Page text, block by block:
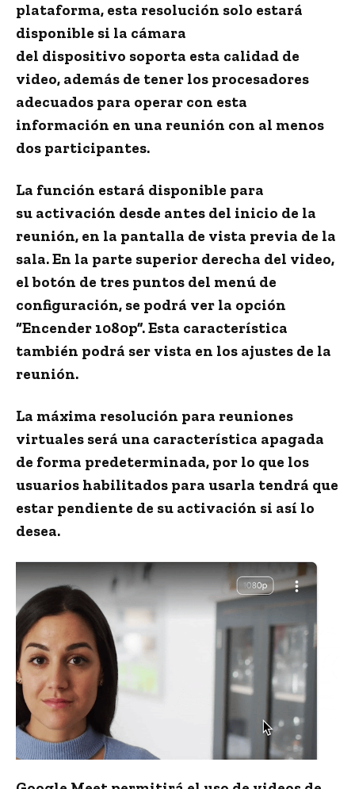
plataforma, esta resolución solo estará
disponible si la cámara
del dispositivo soporta esta calidad de
video, además de tener los procesadores
adecuados para operar con esta
información en una reunión con al menos
dos participantes.
La función estará disponible para
su activación desde antes del inicio de la
reunión, en la pantalla de vista previa de la
sala. En la parte superior derecha del video,
el botón de tres puntos del menú de
configuración, se podrá ver la opción
“Encender 1080p”. Esta característica
también podrá ser vista en los ajustes de la
reunión.
La máxima resolución para reuniones
virtuales será una característica apagada
de forma predeterminada, por lo que los
usuarios habilitados para usarla tendrá que
estar pendiente de su activación si así lo
desea.